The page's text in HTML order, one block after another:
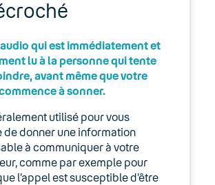
: Gestion des fichiers audio
les fichiers audio dans le
différentes utilisations d’un
audio
pas
qui est immédiatement et
lu à la personne qui tente
avant même que votre
à sonner.
utilisé pour vous
de donner une information
à communiquer à votre
comme par exemple pour
l’appel est susceptible d’être